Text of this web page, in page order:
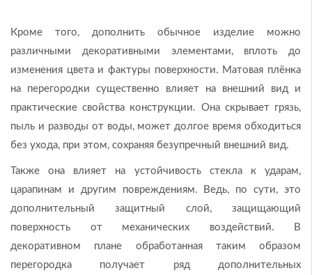
Кроме того, дополнить обычное изделие можно
различными декоративными элементами, вплоть до
изменения цвета и фактуры поверхности. Матовая плёнка
на перегородки существенно влияет на внешний вид и
практические свойства конструкции. Она скрывает грязь,
пыль и разводы от воды, может долгое время обходиться
без ухода, при этом, сохраняя безупречный внешний вид.
Также она влияет на устойчивость стекла к ударам,
царапинам и другим повреждениям. Ведь, по сути, это
дополнительный защитный слой, защищающий
поверхность от механических воздействий. В
декоративном плане обработанная таким образом
перегородка получает ряд дополнительных